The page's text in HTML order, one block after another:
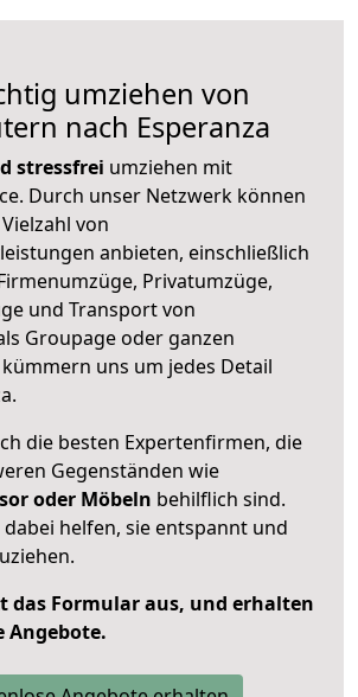
umziehen von
nach Esperanza
stressfrei umziehen mit
Durch unser Netzwerk können
von
anbieten, einschließlich
Privatumzüge,
und Transport von
Groupage oder ganzen
uns um jedes Detail
die besten Expertenfirmen, die
Gegenständen wie
oder Möbeln behilflich sind.
dabei helfen, sie entspannt und
das Formular aus, und erhalten
Angebote.